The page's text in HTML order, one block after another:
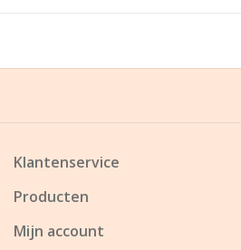
Klantenservice
Producten
Mijn account